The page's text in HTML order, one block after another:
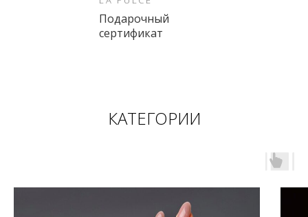
Подарочный
сертификат
КАТЕГОРИИ